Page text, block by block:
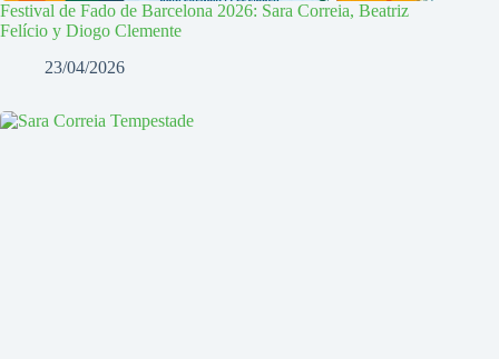
Festival de Fado de Barcelona 2026: Sara Correia, Beatriz
Felício y Diogo Clemente
23/04/2026